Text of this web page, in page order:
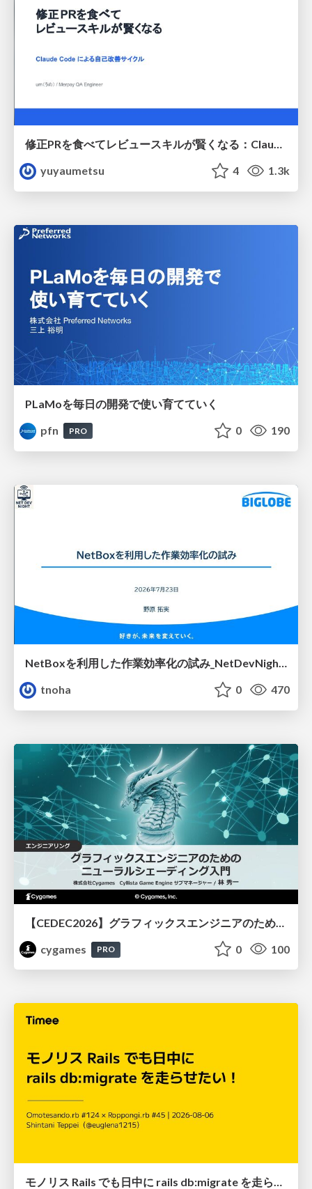
修正PRを食べてレビュースキルが賢くなる：Claude Codeによる自己改善サイクル
yuyaumetsu
4 1.3k
PLaMoを毎日の開発で使い育てていく
pfn
PRO 0 190
NetBoxを利用した作業効率化の試み_NetDevNight4
tnoha
0 470
cygames
PRO 0 100
モノリス Rails でも日中に rails db:migrate を走らせたい！ / Daytime rails db:migrate on Monolithic Rails!